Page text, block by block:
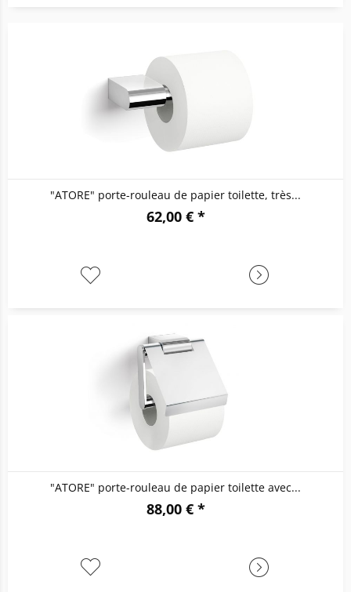
"ATORE" porte-rouleau de papier toilette, très...
62,00 € *
"ATORE" porte-rouleau de papier toilette avec...
88,00 € *